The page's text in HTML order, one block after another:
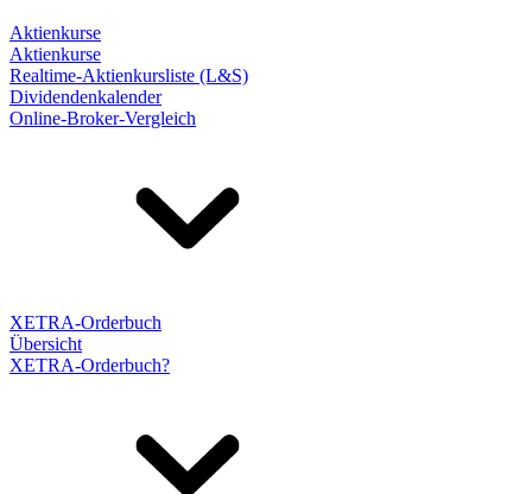
Aktienkurse
Aktienkurse
Realtime-Aktienkursliste (L&S)
Dividendenkalender
Online-Broker-Vergleich
XETRA-Orderbuch
Übersicht
XETRA-Orderbuch?